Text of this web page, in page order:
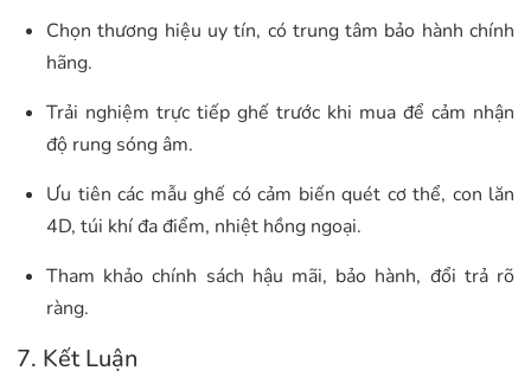
Chọn thương hiệu uy tín, có trung tâm bảo hành chính
hãng.
Trải nghiệm trực tiếp ghế trước khi mua để cảm nhận
độ rung sóng âm.
Ưu tiên các mẫu ghế có cảm biến quét cơ thể, con lăn
4D, túi khí đa điểm, nhiệt hồng ngoại.
Tham khảo chính sách hậu mãi, bảo hành, đổi trả rõ
ràng.
7. Kết Luận